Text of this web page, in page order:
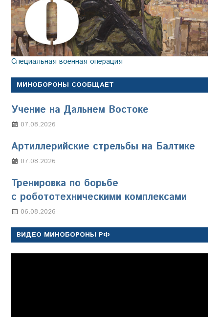
Специальная военная операция
МИНОБОРОНЫ СООБЩАЕТ
Учение на Дальнем Востоке
07.08.2026
Артиллерийские стрельбы на Балтике
07.08.2026
Тренировка по борьбе
с робототехническими комплексами
06.08.2026
ВИДЕО МИНОБОРОНЫ РФ